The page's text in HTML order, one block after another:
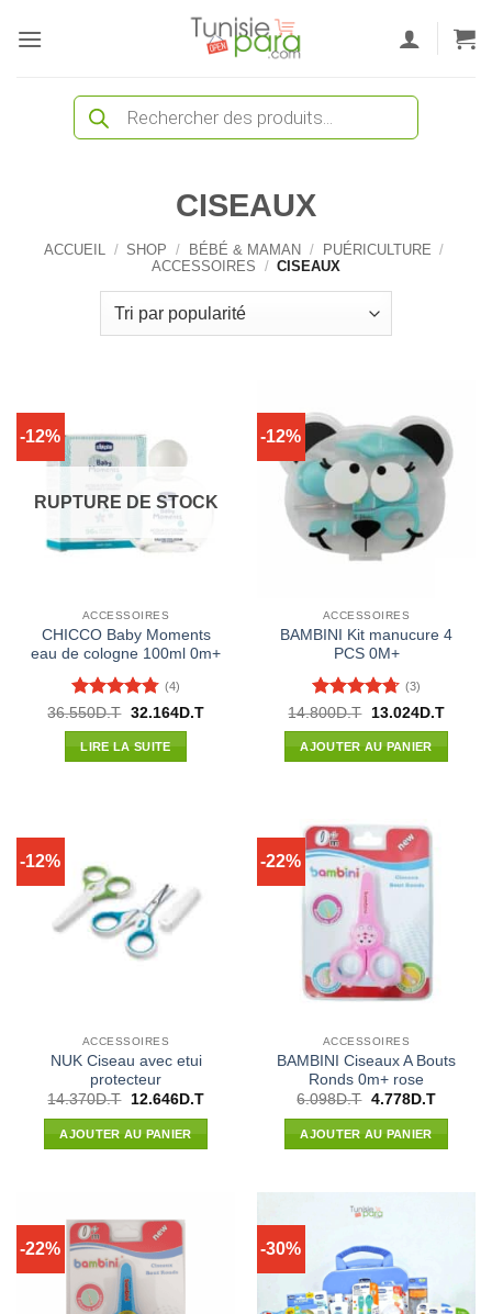
Recherche
produits
CISEAUX
ACCUEIL / SHOP / BÉBÉ & MAMAN / PUÉRICULTURE /
ACCESSOIRES / CISEAUX
-12%
RUPTURE DE STOCK
ACCESSOIRES
CHICCO Baby Moments
eau de cologne 100ml 0m+
Note4.75
sur 5
(4)
36.550D.T Le
initial
était :
32.164D.TLe
LIRE LA SUITE
-12%
ACCESSOIRES
BAMBINI Kit manucure 4
PCS 0M+
Note4.67
sur 5
(3)
14.800D.T
Le
initial
était :
13.024D.TLe
AJOUTER AU PANIER
-12%
ACCESSOIRES
NUK Ciseau avec etui
protecteur
14.370D.T
Le
initial
était :
12.646D.TLe
AJOUTER AU PANIER
-22%
ACCESSOIRES
BAMBINI Ciseaux A Bouts
Ronds 0m+ rose
6.098D.T Le
initial
était :
4.778D.TLe
AJOUTER AU PANIER
-22% -30%